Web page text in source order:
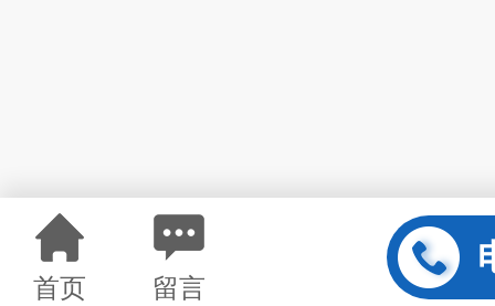
首页 留言